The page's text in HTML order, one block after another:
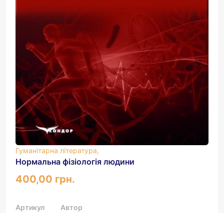
Гуманітарна література,
Нормальна фізіологія людини
400,00 грн.
Артикул Автор